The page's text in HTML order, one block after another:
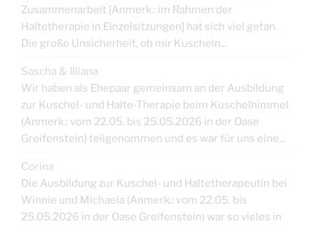
Zusammenarbeit [Anmerk.: im Rahmen der
Haltetherapie in Einzelsitzungen] hat sich viel getan.
Die große Unsicherheit, ob mir Kuscheln...
Sascha & Illiana
Wir haben als Ehepaar gemeinsam an der Ausbildung
zur Kuschel- und Halte-Therapie beim Kuschelhimmel
(Anmerk.: vom 22.05. bis 25.05.2026 in der Oase
Greifenstein) teilgenommen und es war für uns eine...
Corina
Die Ausbildung zur Kuschel- und Haltetherapeutin bei
Winnie und Michaela (Anmerk.: vom 22.05. bis
25.05.2026 in der Oase Greifenstein) war so vieles in